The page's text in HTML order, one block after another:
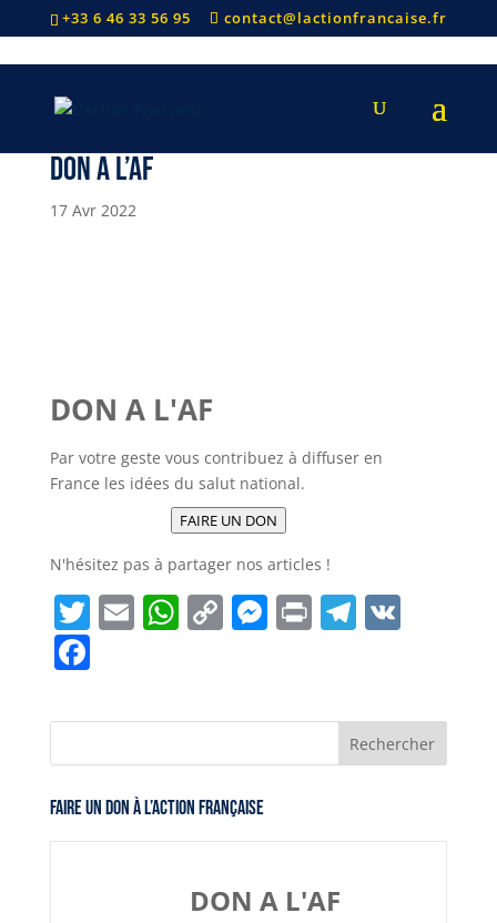
+33 6 46 33 56 95 contact@lactionfrancaise.fr
DON A L’AF
17 Avr 2022
DON A L'AF
Par votre geste vous contribuez à diffuser en
France les idées du salut national.
FAIRE UN DON
N'hésitez pas à partager nos articles !
T
w
it
t
e
r
E
l
W
ts
A
p
p
C
y
Li
n
k
M
e
n
P
t
T
g
r
V
F
c
e
b
o
Faire un don à l’Action Française
DON A L'AF